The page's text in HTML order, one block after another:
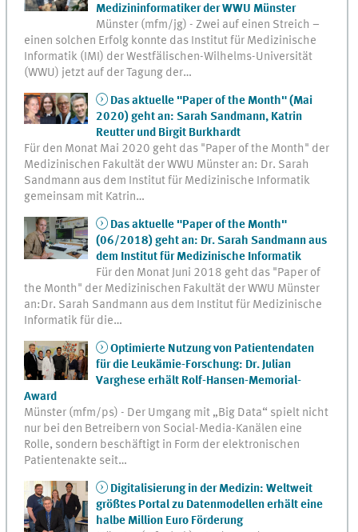
Medizininformatiker der WWU Münster
Münster (mfm/jg) - Zwei auf einen Streich –
einen solchen Erfolg konnte das Institut für Medizinische
Informatik (IMI) der Westfälischen-Wilhelms-Universität
(WWU) jetzt auf der Tagung der…
Das aktuelle "Paper of the Month" (Mai
2020) geht an: Sarah Sandmann, Katrin
Reutter und Birgit Burkhardt
Für den Monat Mai 2020 geht das "Paper of the Month" der
Medizinischen Fakultät der WWU Münster an: Dr. Sarah
Sandmann aus dem Institut für Medizinische Informatik
gemeinsam mit Katrin…
Das aktuelle "Paper of the Month"
(06/2018) geht an: Dr. Sarah Sandmann aus
dem Institut für Medizinische Informatik
Für den Monat Juni 2018 geht das "Paper of
the Month" der Medizinischen Fakultät der WWU Münster
an:Dr. Sarah Sandmann aus dem Institut für Medizinische
Informatik für die…
Optimierte Nutzung von Patientendaten
für die Leukämie-Forschung: Dr. Julian
Varghese erhält Rolf-Hansen-Memorial-
Award
Münster (mfm/ps) - Der Umgang mit „Big Data“ spielt nicht
nur bei den Betreibern von Social-Media-Kanälen eine
Rolle, sondern beschäftigt in Form der elektronischen
Patientenakte seit…
Digitalisierung in der Medizin: Weltweit
größtes Portal zu Datenmodellen erhält eine
halbe Million Euro Förderung